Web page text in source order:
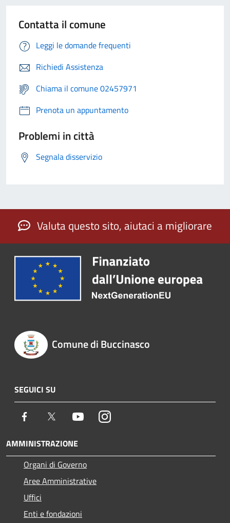
Contatta il comune
Leggi le domande frequenti
Richiedi Assistenza
Chiama il comune 02457971
Prenota un appuntamento
Problemi in città
Segnala disservizio
Valuta questo sito, aiutaci a migliorare
Comune di Buccinasco
SEGUICI SU
Facebook Twitter YoutubeInstagram
AMMINISTRAZIONE
Organi di Governo
Aree Amministrative
Uffici
Enti e fondazioni